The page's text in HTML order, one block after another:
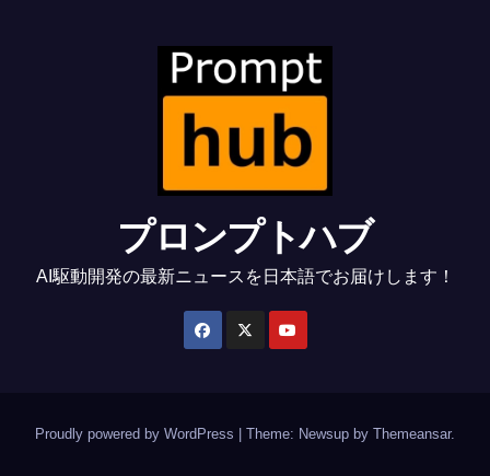
プロンプトハブ
AI駆動開発の最新ニュースを日本語でお届けします！
Proudly powered by WordPress Theme: Newsup by Themeansar.